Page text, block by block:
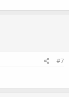
#7